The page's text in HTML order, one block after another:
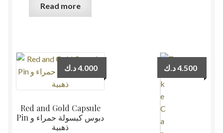
Read more
Red and Gold Capsule
Pin دبوس كبسولة حمراء و
ذهبية
4.000د.ك 4.500د.ك